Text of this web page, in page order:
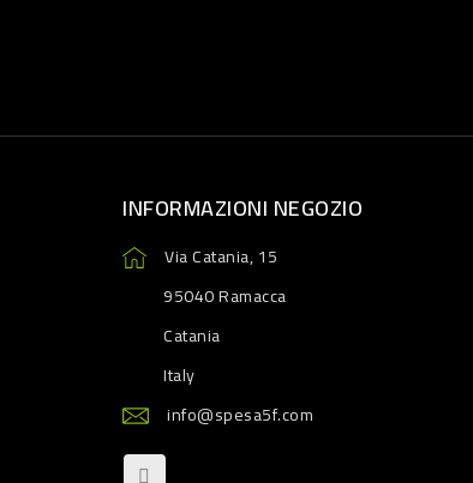
INFORMAZIONI NEGOZIO
Via Catania, 15
95040 Ramacca
Catania
Italy
info@spesa5f.com